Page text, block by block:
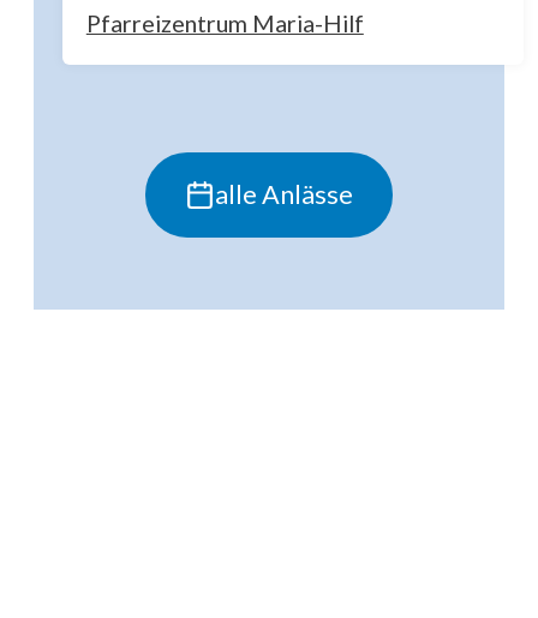
Pfarreizentrum Maria-Hilf
alle Anlässe